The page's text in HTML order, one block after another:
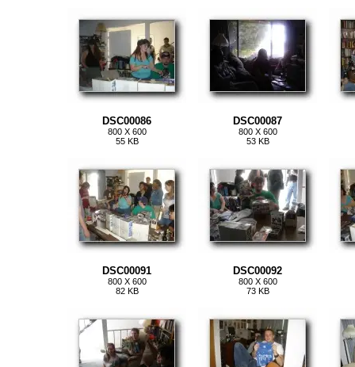
DSC00086
800 X 600
55 KB
DSC00087
800 X 600
53 KB
DSC00091
800 X 600
82 KB
DSC00092
800 X 600
73 KB